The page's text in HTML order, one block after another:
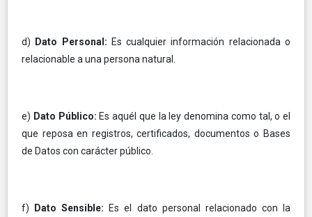
d) Dato Personal: Es cualquier información relacionada o
relacionable a una persona natural.
e) Dato Público: Es aquél que la ley denomina como tal, o el
que reposa en registros, certificados, documentos o Bases
de Datos con carácter público.
f) Dato Sensible:
Es el dato personal relacionado con la